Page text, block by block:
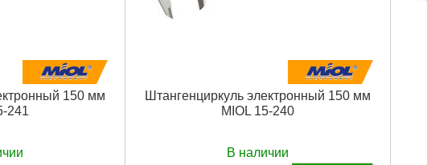
150 мм
241
Штангенциркуль электронный 150 мм
MIOL 15-240
В наличии